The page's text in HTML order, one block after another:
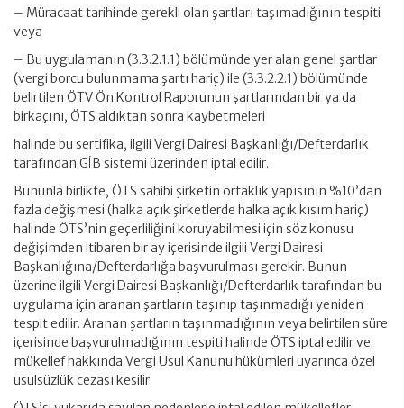
– Müracaat tarihinde gerekli olan şartları taşımadığının tespiti
veya
– Bu uygulamanın (3.3.2.1.1) bölümünde yer alan genel şartlar
(vergi borcu bulunmama şartı hariç) ile (3.3.2.2.1) bölümünde
belirtilen ÖTV Ön Kontrol Raporunun şartlarından bir ya da
birkaçını, ÖTS aldıktan sonra kaybetmeleri
halinde bu sertifika, ilgili Vergi Dairesi Başkanlığı/Defterdarlık
tarafından GİB sistemi üzerinden iptal edilir.
Bununla birlikte, ÖTS sahibi şirketin ortaklık yapısının %10’dan
fazla değişmesi (halka açık şirketlerde halka açık kısım hariç)
halinde ÖTS’nin geçerliliğini koruyabilmesi için söz konusu
değişimden itibaren bir ay içerisinde ilgili Vergi Dairesi
Başkanlığına/Defterdarlığa başvurulması gerekir. Bunun
üzerine ilgili Vergi Dairesi Başkanlığı/Defterdarlık tarafından bu
uygulama için aranan şartların taşınıp taşınmadığı yeniden
tespit edilir. Aranan şartların taşınmadığının veya belirtilen süre
içerisinde başvurulmadığının tespiti halinde ÖTS iptal edilir ve
mükellef hakkında Vergi Usul Kanunu hükümleri uyarınca özel
usulsüzlük cezası kesilir.